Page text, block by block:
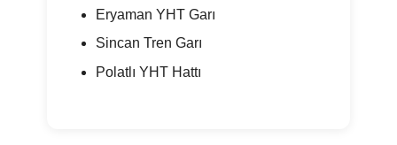
Eryaman YHT Garı
Sincan Tren Garı
Polatlı YHT Hattı